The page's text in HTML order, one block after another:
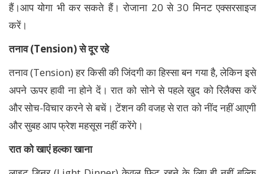
हैं।आप योगा भी कर सकते हैं। रोजाना 20 से 30 मिनट एक्सरसाइज
करें।
तनाव (Tension) से दूर रहे
तनाव (Tension) हर किसी की जिंदगी का हिस्सा बन गया है, लेकिन इसे
अपने ऊपर हावी ना होने दें। रात को सोने से पहले खुद को रिलैक्स करें
और सोच-विचार करने से बचें। टेंशन की वजह से रात को नींद नहीं आएगी
और सुबह आप फ्रेश महसूस नहीं करेंगे।
रात को खाएं हल्का खाना